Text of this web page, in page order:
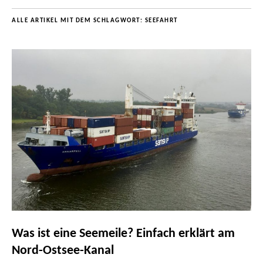
ALLE ARTIKEL MIT DEM SCHLAGWORT: SEEFAHRT
Was ist eine Seemeile? Einfach erklärt am
Nord-Ostsee-Kanal